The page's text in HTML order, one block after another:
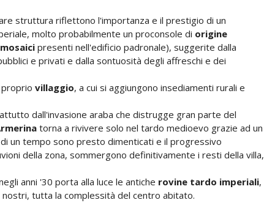
struttura riflettono l'importanza e il prestigio di un
molto probabilmente un proconsole di origine
mosaici presenti nell'edificio padronale), suggerite dalla
e privati e dalla sontuosità degli affreschi e dei
proprio villaggio, a cui si aggiungono insediamenti rurali e
dall'invasione araba che distrugge gran parte del
torna a rivivere solo nel tardo medioevo grazie ad un
un tempo sono presto dimenticati e il progressivo
della zona, sommergono definitivamente i resti della villa,
anni '30 porta alla luce le antiche rovine tardo imperiali,
tutta la complessità del centro abitato.